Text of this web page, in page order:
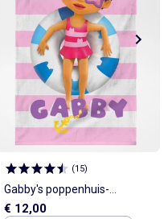
(15)
Gabby's poppenhuis-
strandlaken
€ 12,00